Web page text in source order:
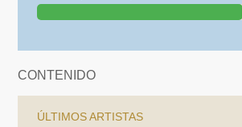
CONTENIDO
ÚLTIMOS ARTISTAS